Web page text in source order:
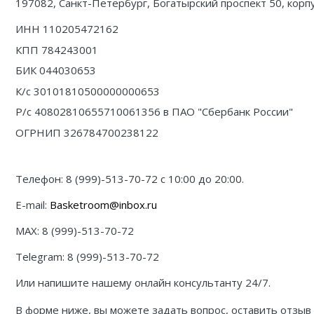
197082, Санкт-Петербург, Богатырский проспект 50,
ИНН 110205472162
КПП 784243001
БИК044030653
К/с 30101810500000000653
Р/с 40802810655710061356 в ПАО "Сбербанк России"
ОГРНИП 326784700238122
Телефон: 8 (999)-513-70-72 с 10:00 до 20:00.
E-mail: Basketroom@inbox.ru
MAX: 8 (999)-513-70-72
Telegram: 8 (999)-513-70-72
Или напишите нашему онлайн консультанту 24/7.
В форме ниже, вы можете задать вопрос, оставить отзыв
Jordan Tatum
Air Jordan 40
Air Jordan 37
Air Jordan 36
Air Jordan 1
Nike Dunk
Nike Blazer
Nike Pegasus
Nike Precision
Nike Hyperdunk
adidas Samba
adidas Handball
adidas Adizero
adidas Harden
adidas Dame
MMY
HOKA
Converse
Old Order
LACOSTE